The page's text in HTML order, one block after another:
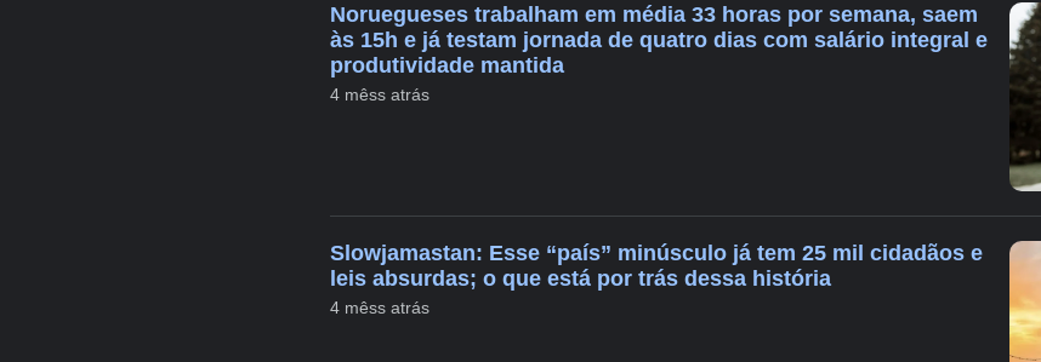
Noruegueses trabalham em média 33 horas por semana, saem
às 15h e já testam jornada de quatro dias com salário integral e
produtividade mantida
4 mêss atrás
Slowjamastan: Esse “país” minúsculo já tem 25 mil cidadãos e
leis absurdas; o que está por trás dessa história
4 mêss atrás